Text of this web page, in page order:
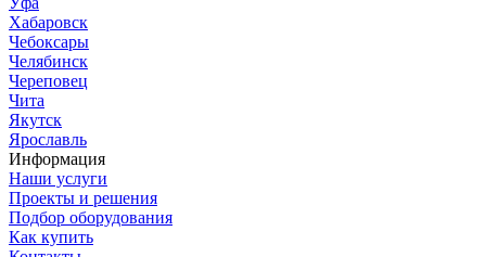
Хабаровск
Чебоксары
Челябинск
Череповец
Чита
Якутск
Ярославль
Информация
Наши услуги
Проекты и решения
Подбор оборудования
Как купить